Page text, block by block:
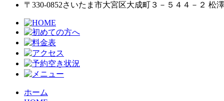
〒330-0852さいたま市⼤宮区⼤成町３－５４４－２ 松
ホーム